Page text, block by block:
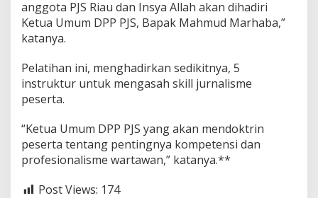
anggota PJS Riau dan Insya Allah akan dihadiri
Ketua Umum DPP PJS, Bapak Mahmud Marhaba,”
katanya.
Pelatihan ini, menghadirkan sedikitnya, 5
instruktur untuk mengasah skill jurnalisme
peserta.
“Ketua Umum DPP PJS yang akan mendoktrin
peserta tentang pentingnya kompetensi dan
profesionalisme wartawan,” katanya.**
Post Views: 174